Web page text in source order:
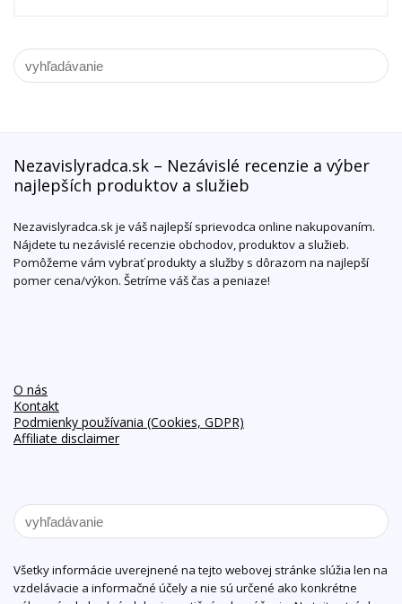
Nezavislyradca.sk – Nezávislé recenzie a výber
najlepších produktov a služieb
Nezavislyradca.sk je váš najlepší sprievodca online nakupovaním.
Nájdete tu nezávislé recenzie obchodov, produktov a služieb.
Pomôžeme vám vybrať produkty a služby s dôrazom na najlepší
pomer cena/výkon. Šetríme váš čas a peniaze!
O nás
Kontakt
Podmienky používania (Cookies, GDPR)
Affiliate disclaimer
Všetky informácie uverejnené na tejto webovej stránke slúžia len na
vzdelávacie a informačné účely a nie sú určené ako konkrétne